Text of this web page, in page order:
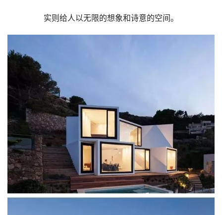
实则给人以无限的想象和诗意的空间。